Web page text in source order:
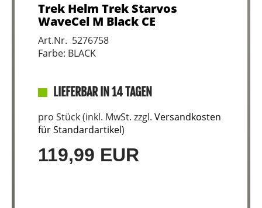
Trek Helm Trek Starvos
WaveCel M Black CE
Art.Nr. 5276758
Farbe: BLACK
LIEFERBAR IN 14 TAGEN
pro Stück (inkl. MwSt. zzgl. Versandkosten
für Standardartikel)
119,99 EUR